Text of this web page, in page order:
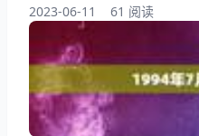
易的事情。本文将为大家
阴历，希望能够帮助大
阴历？ 阴历，也称农历
一。它是以月亮的运行周
月，每个月的初一为新月
2023-06-11 61 阅读